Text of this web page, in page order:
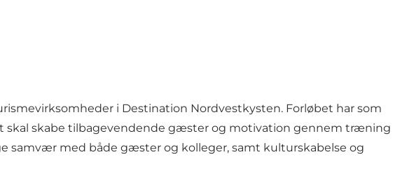
i Destination Nordvestkysten. Forløbet har som
skabe tilbagevendende gæster og motivation gennem træning
samvær med både gæster og kolleger, samt kulturskabelse og